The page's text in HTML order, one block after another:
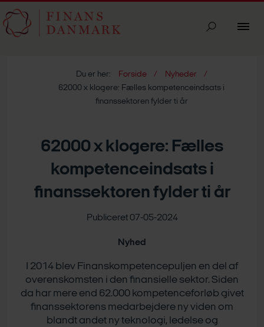
Du er her: Forside
Nyheder
62000 x klogere: Fælles kompetenceindsats i
finanssektoren fylder ti år
62000 x klogere: Fælles
kompetenceindsats i
finanssektoren fylder ti år
Publiceret 07-05-2024
Nyhed
I 2014 blev Finanskompetencepuljen en del af
overenskomsten i den finansielle sektor. Siden
da har mere end 62.000 kompetenceforløb givet
finanssektorens medarbejdere ny viden om
blandt andet ny teknologi, ledelse og